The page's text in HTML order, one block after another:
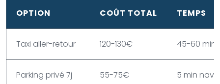
OPTION COÛT TOTAL TEMPS
Taxi aller-retour 120-130€ 45-60 min
Parking privé 7j 55-75€ 5 min